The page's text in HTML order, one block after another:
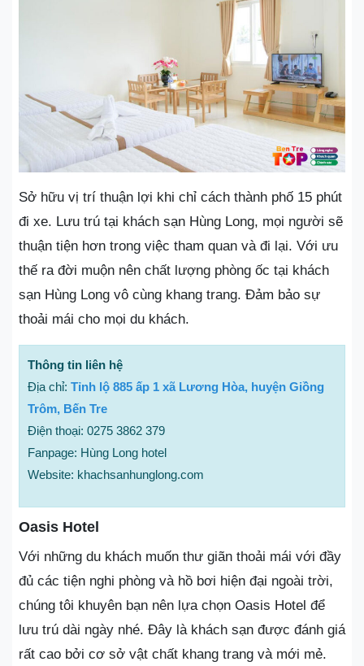
Sở hữu vị trí thuận lợi khi chỉ cách thành phố 15 phút
đi xe. Lưu trú tại khách sạn Hùng Long, mọi người sẽ
thuận tiện hơn trong việc tham quan và đi lại. Với ưu
thế ra đời muộn nên chất lượng phòng ốc tại khách
sạn Hùng Long vô cùng khang trang. Đảm bảo sự
thoải mái cho mọi du khách.
Thông tin liên hệ
Địa chỉ: Tỉnh lộ 885 ấp 1 xã Lương Hòa, huyện Giồng
Trôm, Bến Tre
Điện thoại: 0275 3862 379
Fanpage: Hùng Long hotel
Website: khachsanhunglong.com
Oasis Hotel
Với những du khách muốn thư giãn thoải mái với đầy
đủ các tiện nghi phòng và hồ bơi hiện đại ngoài trời,
chúng tôi khuyên bạn nên lựa chọn Oasis Hotel để
lưu trú dài ngày nhé. Đây là khách sạn được đánh giá
rất cao bởi cơ sở vật chất khang trang và mới mẻ.